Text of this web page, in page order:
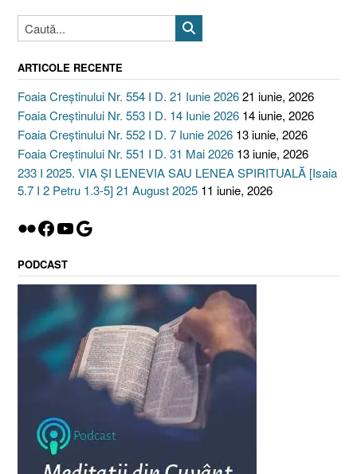
ARTICOLE RECENTE
Foaia Creștinului Nr. 554 I D. 21 Iunie 202621 iunie, 2026
Foaia Creștinului Nr. 553 I D. 14 Iunie 2026 14 iunie, 2026
Foaia Creștinului Nr. 552 I D. 7 Iunie 2026 13 iunie, 2026
Foaia Creștinului Nr. 551 I D. 31 Mai 2026 13 iunie, 2026
233 I 2025. VIA ȘI LENEVIA SAU LENEA SPIRITUALĂ [Isaia
5.7 I 2 Petru 1.3-5] 21 August 2025 11 iunie, 2026
Flickr
Facebook
YouTube
Google
PODCAST